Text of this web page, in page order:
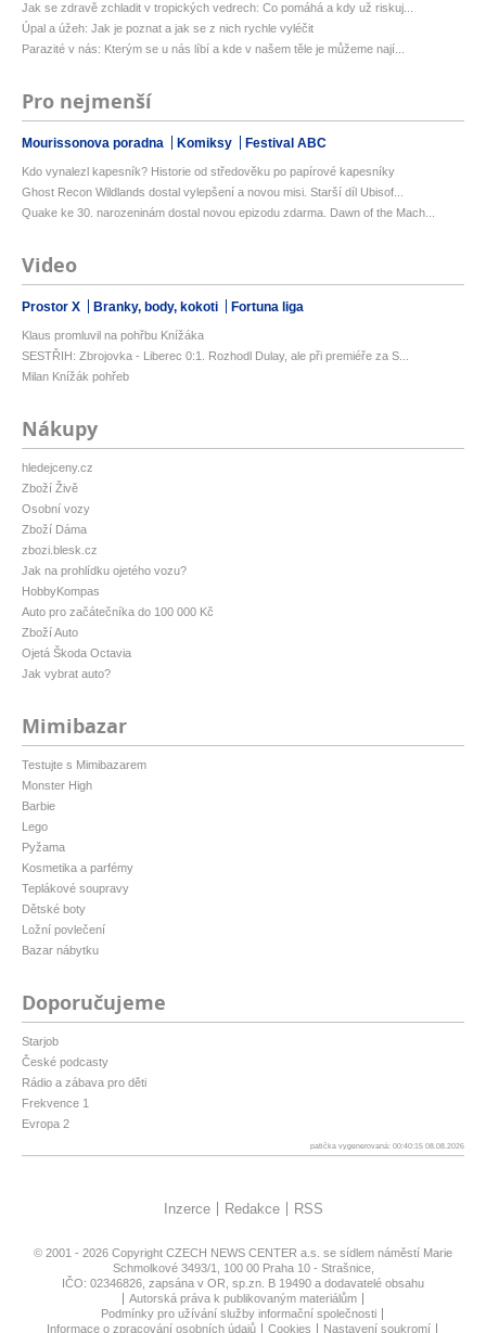
Jak se zdravě zchladit v tropických vedrech: Co pomáhá a kdy už riskuj...
Úpal a úžeh: Jak je poznat a jak se z nich rychle vyléčit
Parazité v nás: Kterým se u nás líbí a kde v našem těle je můžeme nají...
Pro nejmenší
Mourissonova poradna Komiksy Festival ABC
Kdo vynalezl kapesník? Historie od středověku po papírové kapesníky
Ghost Recon Wildlands dostal vylepšení a novou misi. Starší díl Ubisof...
Quake ke 30. narozeninám dostal novou epizodu zdarma. Dawn of the Mach...
Video
Prostor X Branky, body, kokoti Fortuna liga
Klaus promluvil na pohřbu Knížáka
SESTŘIH: Zbrojovka - Liberec 0:1. Rozhodl Dulay, ale při premiéře za S...
Milan Knížák pohřeb
Nákupy
hledejceny.cz
Zboží Živě
Osobní vozy
Zboží Dáma
zbozi.blesk.cz
Jak na prohlídku ojetého vozu?
HobbyKompas
Auto pro začátečníka do 100 000 Kč
Zboží Auto
Ojetá Škoda Octavia
Jak vybrat auto?
Mimibazar
Testujte s Mimibazarem
Monster High
Barbie
Lego
Pyžama
Kosmetika a parfémy
Teplákové soupravy
Dětské boty
Ložní povlečení
Bazar nábytku
Doporučujeme
Starjob
České podcasty
Rádio a zábava pro děti
Frekvence 1
Evropa 2
patička vygenerovaná: 00:40:15 08.08.2026
Inzerce Redakce RSS
© 2001 - 2026 Copyright CZECH NEWS CENTER a.s. se sídlem náměstí Marie
Schmolkové 3493/1, 100 00 Praha 10 - Strašnice,
IČO: 02346826, zapsána v OR, sp.zn. B 19490 a dodavatelé obsahu
Autorská práva k publikovaným materiálům
Podmínky pro užívání služby informační společnosti
Informace o zpracování osobních údajů
Cookies Nastavení soukromí